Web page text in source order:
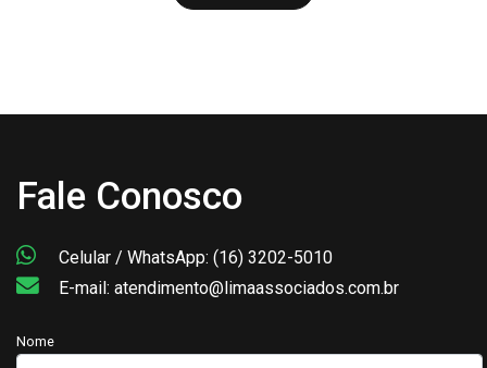
Fale Conosco
Celular / WhatsApp: (16) 3202-5010
E-mail: atendimento@limaassociados.com.br
Nome